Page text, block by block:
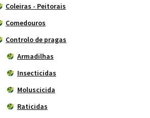
Coleiras - Peitorais
Comedouros
Controlo de pragas
Armadilhas
Insecticidas
Moluscicida
Raticidas